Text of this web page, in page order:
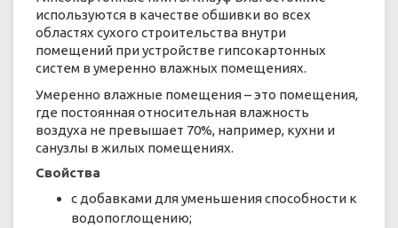
используются в качестве обшивки во всех
областях сухого строительства внутри
помещений при устройстве гипсокартонных
систем в умеренно влажных помещениях.
Умеренно влажные помещения – это помещения,
где постоянная относительная влажность
воздуха не превышает 70%, например, кухни и
санузлы в жилых помещениях.
Свойства
с добавками для уменьшения способности к
водопоглощению;